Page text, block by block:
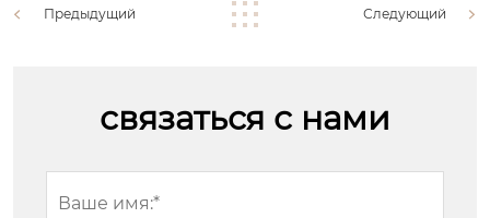
Предыдущий Следующий
связаться с нами